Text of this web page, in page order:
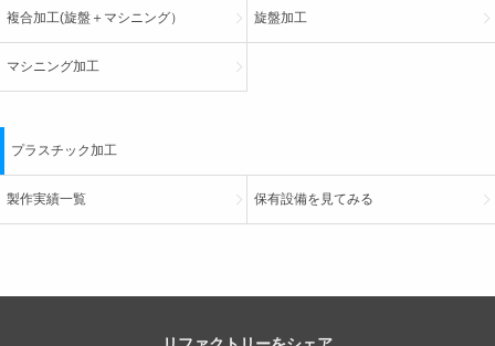
複合加工(旋盤＋マシニング） 旋盤加工
マシニング加工
プラスチック加工
製作実績一覧 保有設備を見てみる